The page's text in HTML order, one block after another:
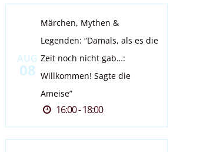
AUG
08
Märchen, Mythen &
Legenden: “Damals, als es die
Zeit noch nicht gab…:
Willkommen! Sagte die
Ameise”
16:00 - 18:00